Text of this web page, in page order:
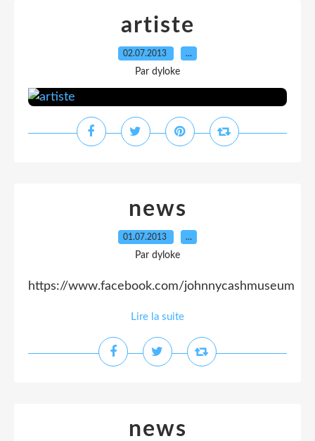
artiste
02.07.2013 …
Par dyloke
news
01.07.2013 …
Par dyloke
https://www.facebook.com/johnnycashmuseum
Lire la suite
news